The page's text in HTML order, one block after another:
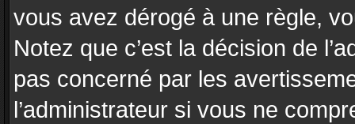
vous avez dérogé à une règle,
Notez que c’est la décision de
pas concerné par les
l’administrateur si vous ne